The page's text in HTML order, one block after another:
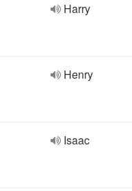
Harry
Henry
Isaac